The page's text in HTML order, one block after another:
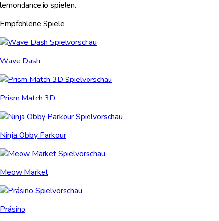
lemondance.io spielen.
Empfohlene Spiele
Wave Dash
Prism Match 3D
Ninja Obby Parkour
Meow Market
Prásino